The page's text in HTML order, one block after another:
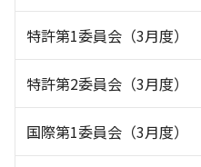
特許第1委員会（3月度）
特許第2委員会（3月度）
国際第1委員会（3月度）